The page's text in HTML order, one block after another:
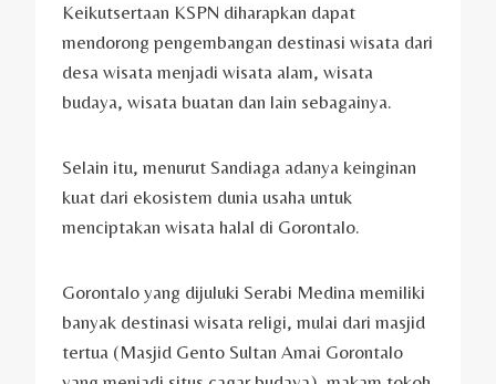
Keikutsertaan KSPN diharapkan dapat
mendorong pengembangan destinasi wisata dari
desa wisata menjadi wisata alam, wisata
budaya, wisata buatan dan lain sebagainya.
Selain itu, menurut Sandiaga adanya keinginan
kuat dari ekosistem dunia usaha untuk
menciptakan wisata halal di Gorontalo.
Gorontalo yang dijuluki Serabi Medina memiliki
banyak destinasi wisata religi, mulai dari masjid
tertua (Masjid Gento Sultan Amai Gorontalo